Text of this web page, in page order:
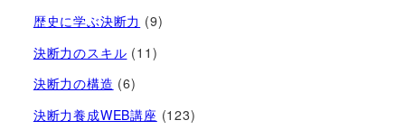
歴史に学ぶ決断力 (9)
決断力のスキル (11)
決断力の構造 (6)
決断力養成WEB講座 (123)